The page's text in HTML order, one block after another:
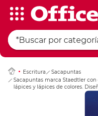
Escritura
Sacapuntas
Sacapuntas marca Staedtler
lápices y lápices de colores.